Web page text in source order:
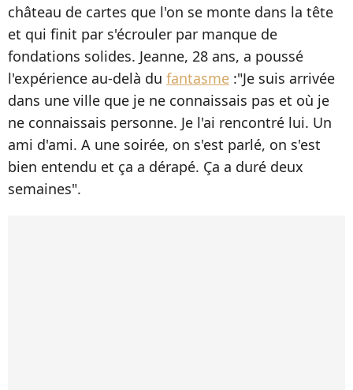
château de cartes que l'on se monte dans la tête
et qui finit par s'écrouler par manque de
fondations solides. Jeanne, 28 ans, a poussé
l'expérience au-delà du fantasme :"Je suis arrivée
dans une ville que je ne connaissais pas et où je
ne connaissais personne. Je l'ai rencontré lui. Un
ami d'ami. A une soirée, on s'est parlé, on s'est
bien entendu et ça a dérapé. Ça a duré deux
semaines".